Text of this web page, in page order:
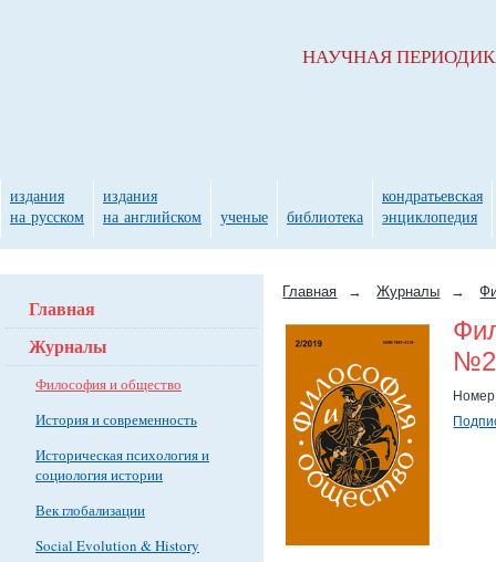
Главная → Журналы →
Главная
Журналы
Философия и общество
История и современность
Историческая психология и
социология истории
Век глобализации
Social Evolution & History
НАУЧНАЯ
издания
на русском
издания
на английском
ученые библиотека
кондратьевская
энциклопедия